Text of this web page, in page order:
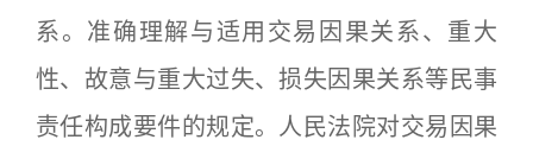
系。准确理解与适用交易因果关系、重大
性、故意与重大过失、损失因果关系等民事
责任构成要件的规定。人民法院对交易因果